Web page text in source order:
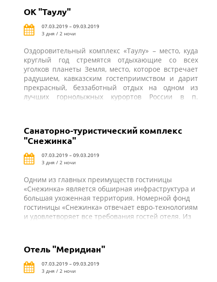
ОК "Таулу"
07.03.2019 – 09.03.2019
3 дня / 2 ночи
Оздоровительный комплекс «Таулу» – место, куда
круглый год стремятся отдыхающие со всех
уголков планеты Земля, место, которое встречает
радушием, кавказским гостеприимством и дарит
прекрасный, беззаботный отдых на одном из
лучших горнолыжных курортов России в п.
для полноценного отдыха. До гондольной дороги
300 м, до маятниковой 400 м
Санаторно-туристический комплекс
"Снежинка"
07.03.2019 – 09.03.2019
3 дня / 2 ночи
Одним из главных преимуществ гостиницы
«Снежинка» является обширная инфраструктура и
большая ухоженная территория. Номерной фонд
гостиницы «Снежинка» отвечает евро-технологиям
и удовлетворяет все требования гостей отеля. Из
горы, белоснежные покровы зимой и хвойный лес
— летом. Вместимость номерного фонда более 130
чел
До МКД-100 м, до гондольной КД 150 м
Отель "Меридиан"
07.03.2019 – 09.03.2019
3 дня / 2 ночи